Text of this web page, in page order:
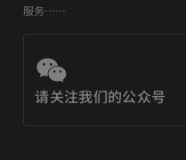
服务……
请关注我们的公众号